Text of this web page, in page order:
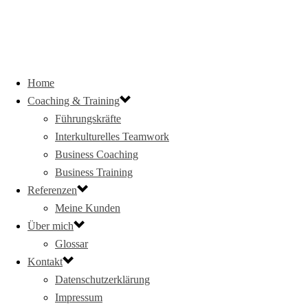
Home
Coaching & Training
Führungskräfte
Interkulturelles Teamwork
Business Coaching
Business Training
Referenzen
Meine Kunden
Über mich
Glossar
Kontakt
Datenschutzerklärung
Impressum